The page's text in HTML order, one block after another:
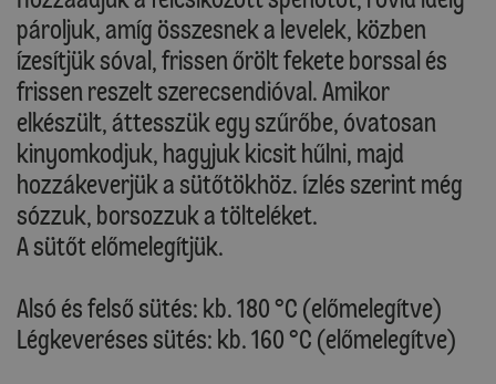
pároljuk, amíg összesnek a levelek, közben
ízesítjük sóval, frissen őrölt fekete borssal és
frissen reszelt szerecsendióval. Amikor
elkészült, áttesszük egy szűrőbe, óvatosan
kinyomkodjuk, hagyjuk kicsit hűlni, majd
hozzákeverjük a sütőtökhöz. Ízlés szerint még
sózzuk, borsozzuk a tölteléket.
A sütőt előmelegítjük.
Alsó és felső sütés: kb. 180 °C (előmelegítve)
Légkeveréses sütés: kb. 160 °C (előmelegítve)